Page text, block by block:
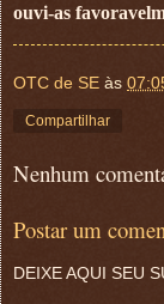
ouvi-as
OTC de SE às
Compartilhar
Nenhum
Postar um
DEIXE AQUI SEU